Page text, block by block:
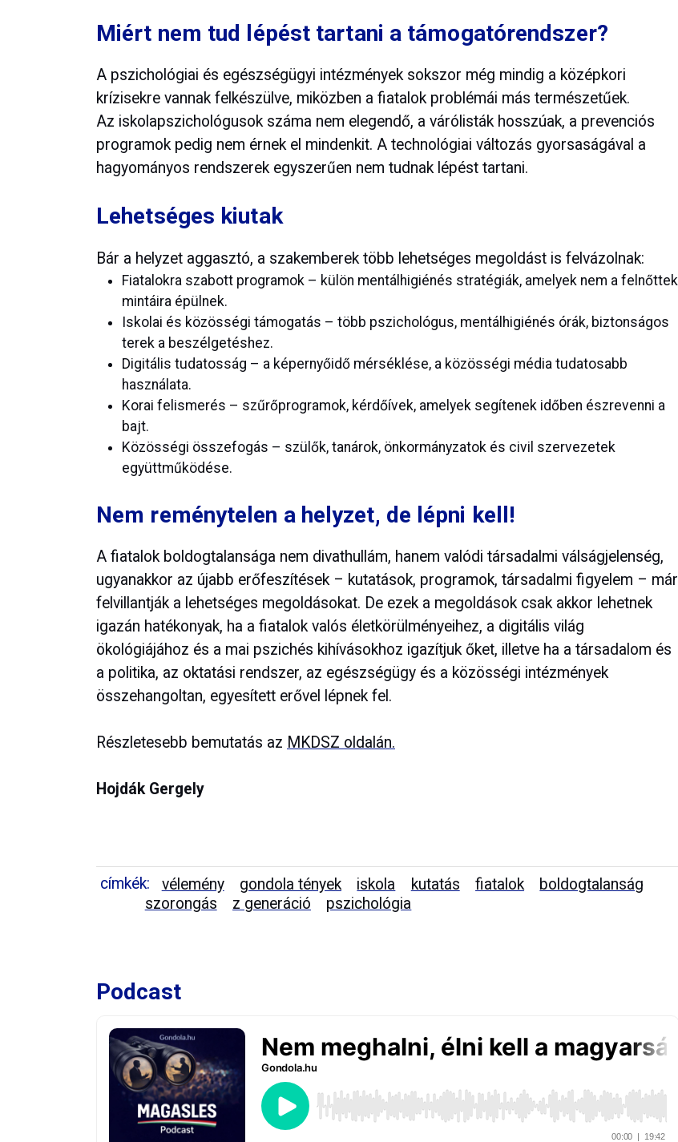
Miért nem tud lépést tartani a támogatórendszer?
A pszichológiai és egészségügyi intézmények sokszor még mindig a középkori
krízisekre vannak felkészülve, miközben a fiatalok problémái más természetűek.
Az iskolapszichológusok száma nem elegendő, a várólisták hosszúak, a prevenciós
programok pedig nem érnek el mindenkit. A technológiai változás gyorsaságával a
hagyományos rendszerek egyszerűen nem tudnak lépést tartani.
Lehetséges kiutak
Bár a helyzet aggasztó, a szakemberek több lehetséges megoldást is felvázolnak:
Fiatalokra szabott programok – külön mentálhigiénés stratégiák, amelyek nem a felnőttek
mintáira épülnek.
Iskolai és közösségi támogatás – több pszichológus, mentálhigiénés órák, biztonságos
terek a beszélgetéshez.
Digitális tudatosság – a képernyőidő mérséklése, a közösségi média tudatosabb
használata.
Korai felismerés – szűrőprogramok, kérdőívek, amelyek segítenek időben észrevenni a
bajt.
Közösségi összefogás – szülők, tanárok, önkormányzatok és civil szervezetek
együttműködése.
Nem reménytelen a helyzet, de lépni kell!
A fiatalok boldogtalansága nem divathullám, hanem valódi társadalmi válságjelenség,
ugyanakkor az újabb erőfeszítések – kutatások, programok, társadalmi figyelem – már
felvillantják a lehetséges megoldásokat. De ezek a megoldások csak akkor lehetnek
igazán hatékonyak, ha a fiatalok valós életkörülményeihez, a digitális világ
ökológiájához és a mai pszichés kihívásokhoz igazítjuk őket, illetve ha a társadalom és
a politika, az oktatási rendszer, az egészségügy és a közösségi intézmények
összehangoltan, egyesített erővel lépnek fel.
Részletesebb bemutatás az MKDSZ oldalán.
Hojdák Gergely
címkék: vélemény gondola tények iskola kutatás fiatalok
boldogtalanság
szorongás
z generáció pszichológia
Podcast